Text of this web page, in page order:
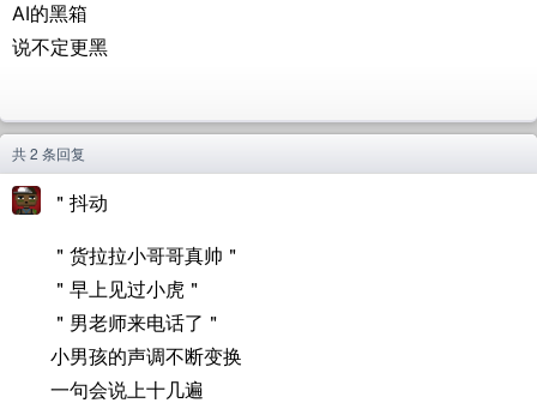
AI的黑箱
说不定更黑
共 2 条回复
＂抖动
＂货拉拉小哥哥真帅＂
＂早上见过小虎＂
＂男老师来电话了＂
小男孩的声调不断变换
一句会说上十几遍